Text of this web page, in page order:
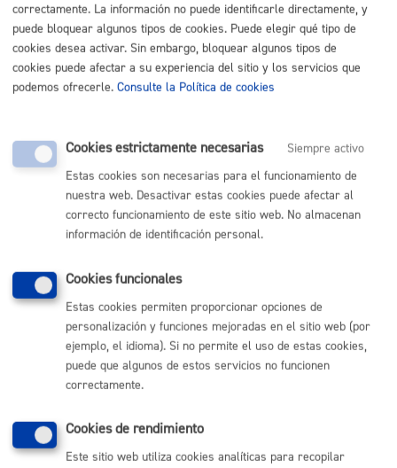
Documentos
P_Moción de Control sobre taxis.pdf
P_Moción de Control sobre taxis_eu.pdf
Comunícate con el Ayuntamiento de Donostia / San
Sebastián
(gratuito desde Donostia / San Sebastián)
(+34) 943 481 000
Informar de un error en la web
Enlaces útiles
Ofertas de empleo
Perfil del contratante
Mapas - GeoDonostia
Sala de prensa
Mapa web
correctamente. La información no puede identificarle directamente, y
puede bloquear algunos tipos de cookies. Puede elegir qué tipo de
cookies desea activar. Sin embargo, bloquear algunos tipos de
cookies puede afectar a su experiencia del sitio y los servicios que
podemos ofrecerle. Consulte la Política de cookies
Cookies estrictamente necesarias
Siempre activo
Estas cookies son necesarias para el funcionamiento de
nuestra web. Desactivar estas cookies puede afectar al
correcto funcionamiento de este sitio web. No almacenan
información de identificación personal.
Cookies funcionales
Estas cookies permiten proporcionar opciones de
personalización y funciones mejoradas en el sitio web (por
ejemplo, el idioma). Si no permite el uso de estas cookies,
puede que algunos de estos servicios no funcionen
correctamente.
Cookies de rendimiento
Este sitio web utiliza cookies analíticas para recopilar